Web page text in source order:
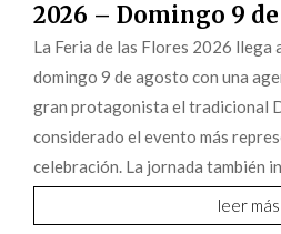
2026 – Domingo 9
La Feria de las Flores 2026 llega
domingo 9 de agosto con una
gran protagonista el tradicional
considerado el evento más
celebración. La jornada también
leer más